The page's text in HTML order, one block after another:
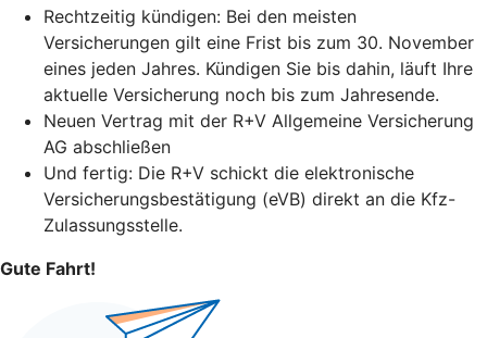
Rechtzeitig kündigen: Bei den meisten
Versicherungen gilt eine Frist bis zum 30. November
eines jeden Jahres. Kündigen Sie bis dahin, läuft Ihre
aktuelle Versicherung noch bis zum Jahresende.
Neuen Vertrag mit der R+V Allgemeine Versicherung
AG abschließen
Und fertig: Die R+V schickt die elektronische
Versicherungsbestätigung (eVB) direkt an die Kfz-
Zulassungsstelle.
Gute Fahrt!